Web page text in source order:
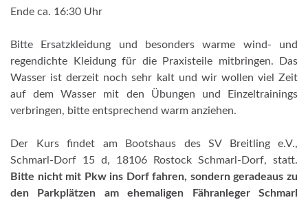
Ende ca. 16:30 Uhr
Bitte Ersatzkleidung und besonders warme wind- und
regendichte Kleidung für die Praxisteile mitbringen. Das
Wasser ist derzeit noch sehr kalt und wir wollen viel Zeit
auf dem Wasser mit den Übungen und Einzeltrainings
verbringen, bitte entsprechend warm anziehen.
Der Kurs findet am Bootshaus des SV Breitling e.V.,
Schmarl-Dorf 15 d, 18106 Rostock Schmarl-Dorf, statt.
Bitte nicht mit Pkw ins Dorf fahren, sondern geradeaus zu
den Parkplätzen am ehemaligen Fähranleger Schmarl